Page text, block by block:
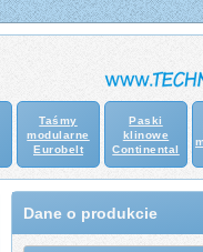
Taśmy
modularne
Eurobelt
Paski
klinowe
Continental
Dane o produkcie